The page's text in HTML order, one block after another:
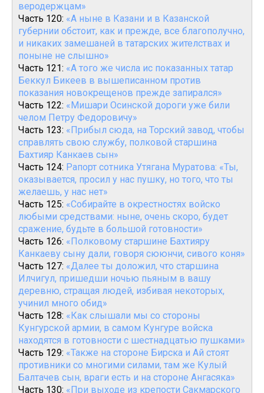
веродержцам»
Часть 120: «А ныне в Казани и в Казанской
губернии обстоит, как и прежде, все благополучно,
и никаких замешаней в татарских жителствах и
поныне не слышно»
Часть 121: «А того же числа ис показанных татар
Беккул Бикеев в вышеписанном против
показания новокрещенов прежде запирался»
Часть 122: «Мишари Осинской дороги уже били
челом Петру Федоровичу»
Часть 123: «Прибыл сюда, на Торский завод, чтобы
справлять свою службу, полковой старшина
Бахтияр Канкаев сын»
Часть 124: Рапорт сотника Утягана Муратова: «Ты,
оказывается, просил у нас пушку, но того, что ты
желаешь, у нас нет»
Часть 125: «Собирайте в окрестностях войско
любыми средствами: ныне, очень скоро, будет
сражение, будьте в большой готовности»
Часть 126: «Полковому старшине Бахтияру
Канкаеву сыну дали, говоря сююнчи, сивого коня»
Часть 127: «Далее ты доложил, что старшина
Илчигул, пришедши ночью пьяным в вашу
деревню, стращая людей, избивая некоторых,
учинил много обид»
Часть 128: «Как слышали мы со стороны
Кунгурской армии, в самом Кунгуре войска
находятся в готовности с шестнадцатью пушками»
Часть 129: «Также на стороне Бирска и Ай стоят
противники со многими силами, там же Кулый
Балтачев сын, враги есть и на стороне Ангасяка»
Часть 130: «При выходе из крепости Сакмарского